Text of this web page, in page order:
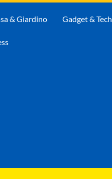
& Giardino Gadget & Tech